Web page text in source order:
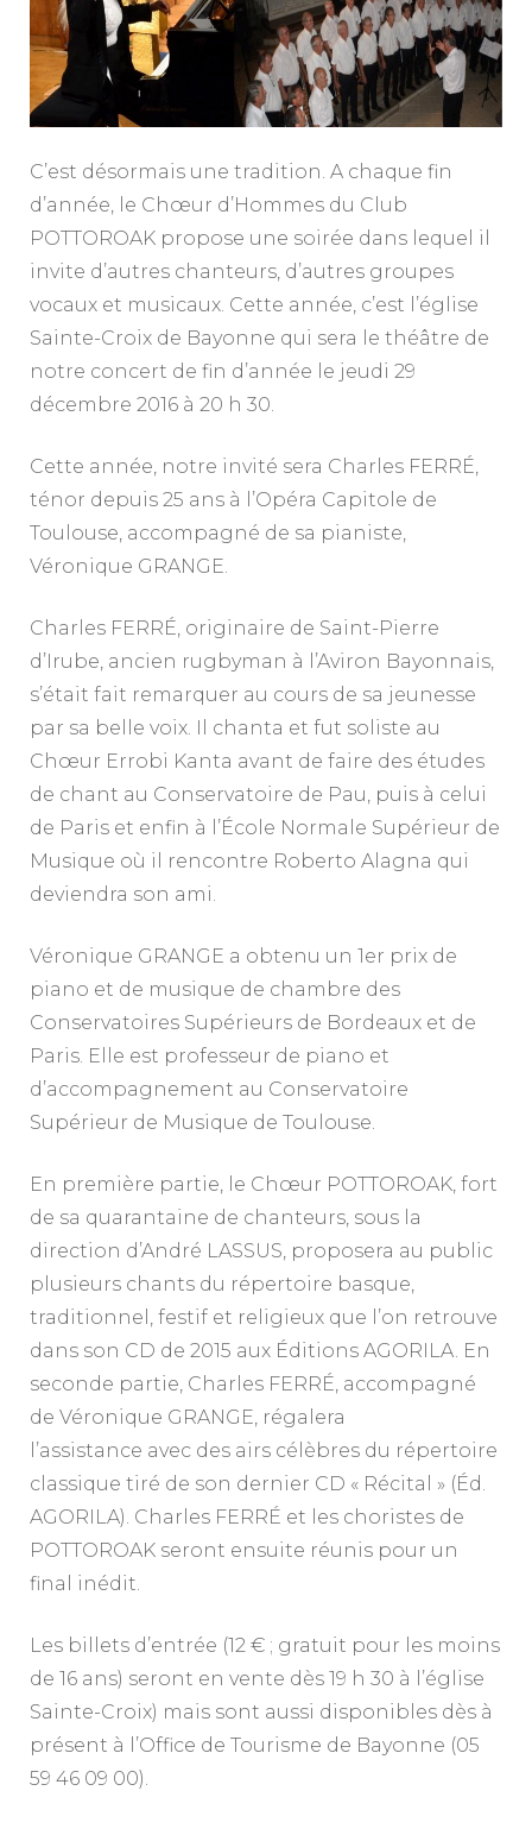
C’est désormais une tradition. A chaque fin
d’année, le Chœur d’Hommes du Club
POTTOROAK propose une soirée dans lequel il
invite d’autres chanteurs, d’autres groupes
vocaux et musicaux. Cette année, c’est l’église
Sainte-Croix de Bayonne qui sera le théâtre de
notre concert de fin d’année le jeudi 29
décembre 2016 à 20 h 30.
Cette année, notre invité sera Charles FERRÉ,
ténor depuis 25 ans à l’Opéra Capitole de
Toulouse, accompagné de sa pianiste,
Véronique GRANGE.
Charles FERRÉ, originaire de Saint-Pierre
d’Irube, ancien rugbyman à l’Aviron Bayonnais,
s’était fait remarquer au cours de sa jeunesse
par sa belle voix. Il chanta et fut soliste au
Chœur Errobi Kanta avant de faire des études
de chant au Conservatoire de Pau, puis à celui
de Paris et enfin à l’École Normale Supérieur de
Musique où il rencontre Roberto Alagna qui
deviendra son ami.
Véronique GRANGE a obtenu un 1er prix de
piano et de musique de chambre des
Conservatoires Supérieurs de Bordeaux et de
Paris. Elle est professeur de piano et
d’accompagnement au Conservatoire
Supérieur de Musique de Toulouse.
En première partie, le Chœur POTTOROAK, fort
de sa quarantaine de chanteurs, sous la
direction d’André LASSUS, proposera au public
plusieurs chants du répertoire basque,
traditionnel, festif et religieux que l’on retrouve
dans son CD de 2015 aux Éditions AGORILA. En
seconde partie, Charles FERRÉ, accompagné
de Véronique GRANGE, régalera
l’assistance avec des airs célèbres du répertoire
classique tiré de son dernier CD « Récital » (Éd.
AGORILA). Charles FERRÉ et les choristes de
POTTOROAK seront ensuite réunis pour un
final inédit.
Les billets d’entrée (12 € ; gratuit pour les moins
de 16 ans) seront en vente dès 19 h 30 à l’église
Sainte-Croix) mais sont aussi disponibles dès à
présent à l’Office de Tourisme de Bayonne (05
59 46 09 00).